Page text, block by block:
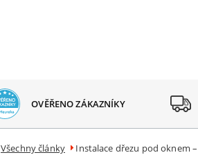
OVĚŘENO ZÁKAZNÍKY
Všechny články Instalace dřezu pod oknem